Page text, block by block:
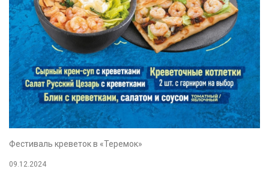
Фестиваль креветок в «Теремок»
09.12.2024